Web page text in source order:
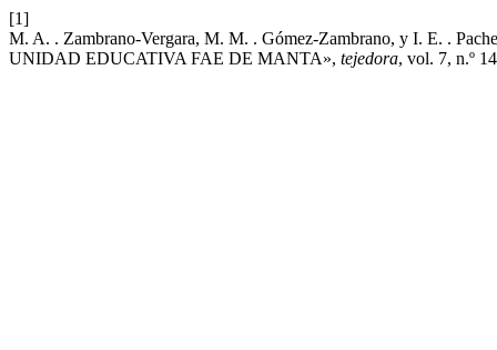
[1]
M. A. . Zambrano-Vergara, M. M. . Gómez-Zambrano, y I. E. .
UNIDAD EDUCATIVA FAE DE MANTA», tejedora, vol. 7, n.º